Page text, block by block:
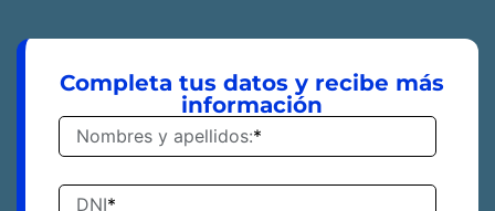
Completa tus datos y recibe más
información
Nombres y apellidos:*
DNI*